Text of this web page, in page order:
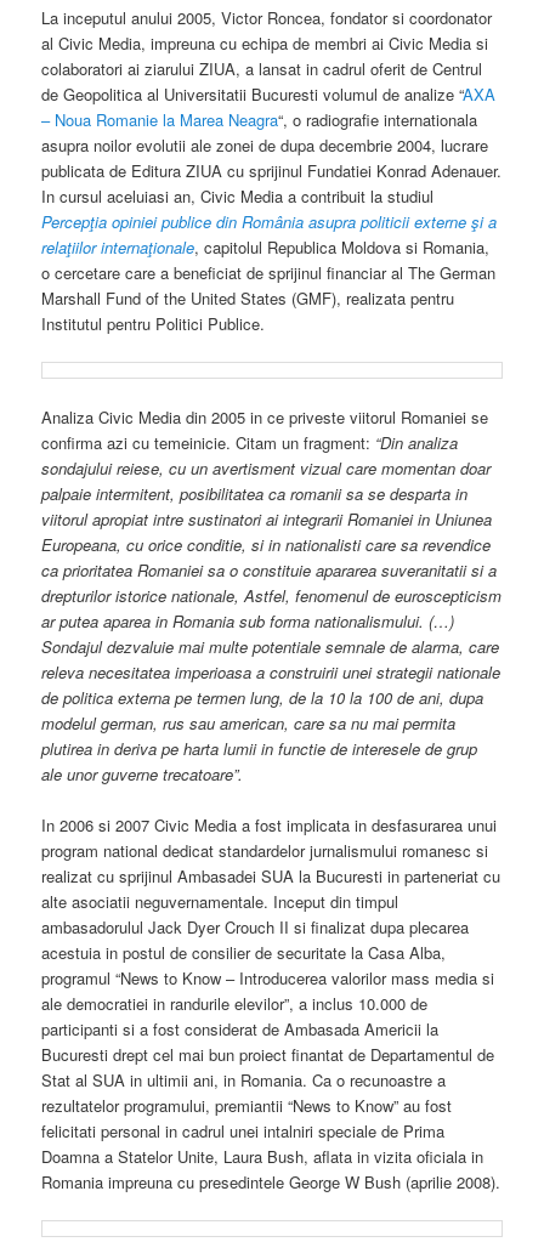
La inceputul anului 2005, Victor Roncea, fondator si coordonator
al Civic Media, impreuna cu echipa de membri ai Civic Media si
colaboratori ai ziarului ZIUA, a lansat in cadrul oferit de Centrul
de Geopolitica al Universitatii Bucuresti volumul de analize “AXA
– Noua Romanie la Marea Neagra“, o radiografie internationala
asupra noilor evolutii ale zonei de dupa decembrie 2004, lucrare
publicata de Editura ZIUA cu sprijinul Fundatiei Konrad Adenauer.
In cursul aceluiasi an, Civic Media a contribuit la studiul
Percepţia opiniei publice din România asupra politicii externe şi a
relaţiilor internaţionale, capitolul Republica Moldova si Romania,
o cercetare care a beneficiat de sprijinul financiar al The German
Marshall Fund of the United States (GMF), realizata pentru
Institutul pentru Politici Publice.
Analiza Civic Media din 2005 in ce priveste viitorul Romaniei se
confirma azi cu temeinicie. Citam un fragment: “Din analiza
sondajului reiese, cu un avertisment vizual care momentan doar
palpaie intermitent, posibilitatea ca romanii sa se desparta in
viitorul apropiat intre sustinatori ai integrarii Romaniei in Uniunea
Europeana, cu orice conditie, si in nationalisti care sa revendice
ca prioritatea Romaniei sa o constituie apararea suveranitatii si a
drepturilor istorice nationale, Astfel, fenomenul de euroscepticism
ar putea aparea in Romania sub forma nationalismului. (…)
Sondajul dezvaluie mai multe potentiale semnale de alarma, care
releva necesitatea imperioasa a construirii unei strategii nationale
de politica externa pe termen lung, de la 10 la 100 de ani, dupa
modelul german, rus sau american, care sa nu mai permita
plutirea in deriva pe harta lumii in functie de interesele de grup
ale unor guverne trecatoare”.
In 2006 si 2007 Civic Media a fost implicata in desfasurarea unui
program national dedicat standardelor jurnalismului romanesc si
realizat cu sprijinul Ambasadei SUA la Bucuresti in parteneriat cu
alte asociatii neguvernamentale. Inceput din timpul
ambasadorulul Jack Dyer Crouch II si finalizat dupa plecarea
acestuia in postul de consilier de securitate la Casa Alba,
programul “News to Know – Introducerea valorilor mass media si
ale democratiei in randurile elevilor”, a inclus 10.000 de
participanti si a fost considerat de Ambasada Americii la
Bucuresti drept cel mai bun proiect finantat de Departamentul de
Stat al SUA in ultimii ani, in Romania. Ca o recunoastre a
rezultatelor programului, premiantii “News to Know” au fost
felicitati personal in cadrul unei intalniri speciale de Prima
Doamna a Statelor Unite, Laura Bush, aflata in vizita oficiala in
Romania impreuna cu presedintele George W Bush (aprilie 2008).